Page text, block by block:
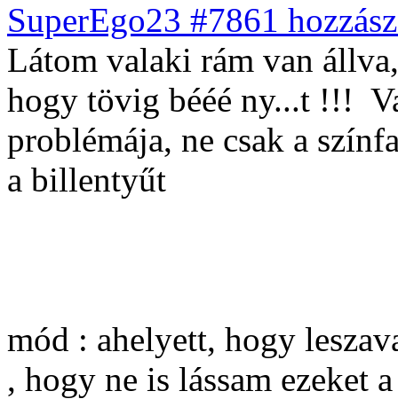
SuperEgo23 #7861
Látom valaki rám van
hogy tövig bééé ny...t !!!
problémája, ne csak a
a billentyűt
mód : ahelyett, hogy
, hogy ne is lássam ezeket